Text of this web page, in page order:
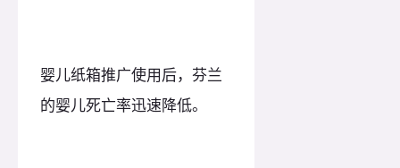
婴儿纸箱推广使用后，芬兰
的婴儿死亡率迅速降低。